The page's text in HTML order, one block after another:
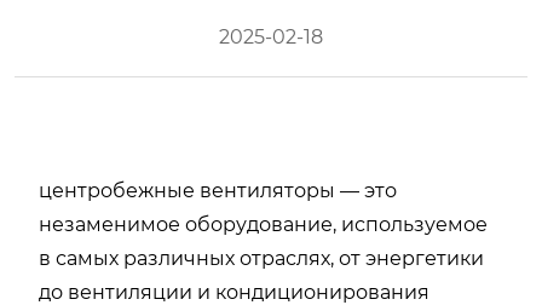
2025-02-18
центробежные вентиляторы — это
незаменимое оборудование, используемое
в самых различных отраслях, от энергетики
до вентиляции и кондиционирования